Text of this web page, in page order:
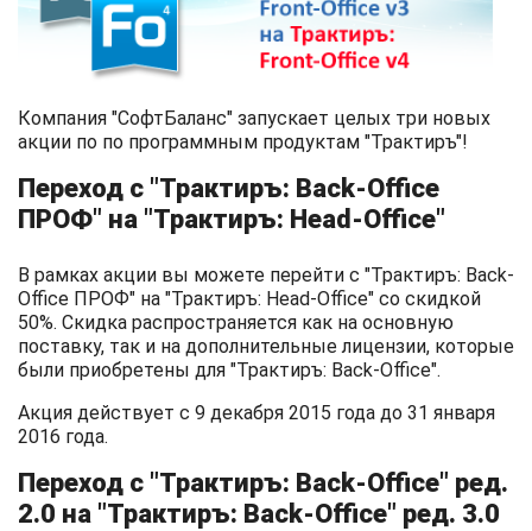
Компания "СофтБаланс" запускает целых три новых
акции по по программным продуктам "Трактиръ"!
Переход с "Трактиръ: Back-Office
ПРОФ" на "Трактиръ: Head-Office"
В рамках акции вы можете перейти с "Трактиръ: Back-
Office ПРОФ" на "Трактиръ: Head-Office" со скидкой
50%. Скидка распространяется как на основную
поставку, так и на дополнительные лицензии, которые
были приобретены для "Трактиръ: Back-Office".
Акция действует с 9 декабря 2015 года до 31 января
2016 года.
Переход с "Трактиръ: Back-Office" ред.
2.0 на "Трактиръ: Back-Office" ред. 3.0